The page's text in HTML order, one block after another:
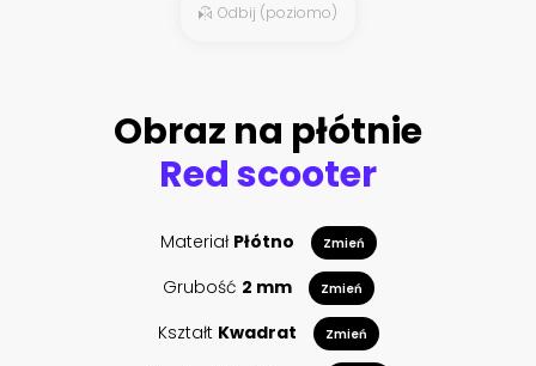
Odbij (poziomo)
Obraz na płótnie
Red scooter
Materiał Płótno Zmień
Grubość 2 mm Zmień
Kształt Kwadrat Zmień